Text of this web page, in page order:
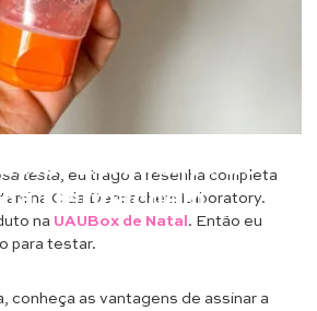
Esfoliante de
Dermachem
testa, eu trago a resenha completa
C da Dermachem Laboratory.
na UAUBox de Natal . Então eu
para testar.
conheça as vantagens de assinar a